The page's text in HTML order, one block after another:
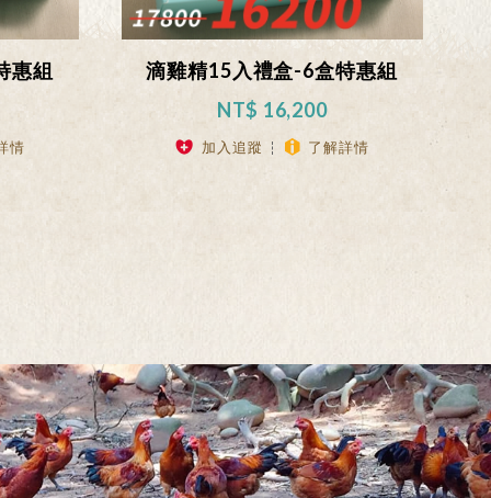
惠組
情
滴雞精15入禮盒-6盒特惠組
NT$ 16,200
加入追蹤 了解詳情